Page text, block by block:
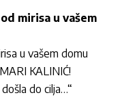
mirisa u vašem
u vašem domu
KALINIĆ!
do cilja…“